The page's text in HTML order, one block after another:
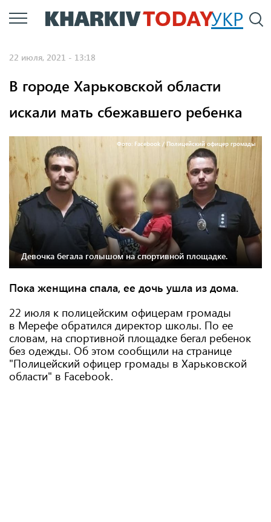
Перейти
к
УКР
22 июля, 2021 - 13:18
В городе Харьковской области
искали мать сбежавшего ребенка
Фото: Facebook / Полицейский офицер громады
Девочка бегала голышом на спортивной площадке.
Пока женщина спала, ее дочь ушла из дома.
22 июля к полицейским офицерам громады
в Мерефе обратился директор школы. По ее
словам, на спортивной площадке бегал ребенок
без одежды. Об этом сообщили на странице
"Полицейский офицер громады в Харьковской
области" в Facebook.